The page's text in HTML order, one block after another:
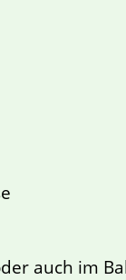
auch im